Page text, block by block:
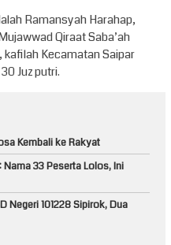
Ramansyah Harahap,
Qiraat Saba’ah
kafilah Kecamatan Saipar
Juz putri.
Kembali ke Rakyat
33 Peserta Lolos, Ini
Negeri 101228 Sipirok, Dua